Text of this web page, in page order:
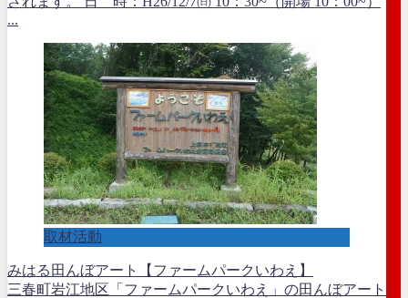
...
取材活動
みはる田んぼアート【ファームパークいわえ】
三春町岩江地区「ファームパークいわえ」の田んぼアート